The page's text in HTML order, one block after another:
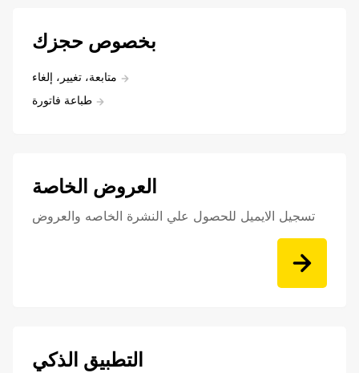
بخصوص حجزك
متابعة، تغيير، إلغاء
طباعة فاتورة
العروض الخاصة
تسجيل الايميل للحصول علي النشرة الخاصه والعروض
التطبيق الذكي